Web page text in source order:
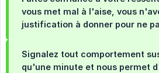
vous met mal à l'aise, vous
justification à donner pour ne
Signalez tout comportement
qu'une minute et nous permet